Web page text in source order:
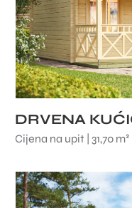
DRVENA
Cijena na upit | 31,70